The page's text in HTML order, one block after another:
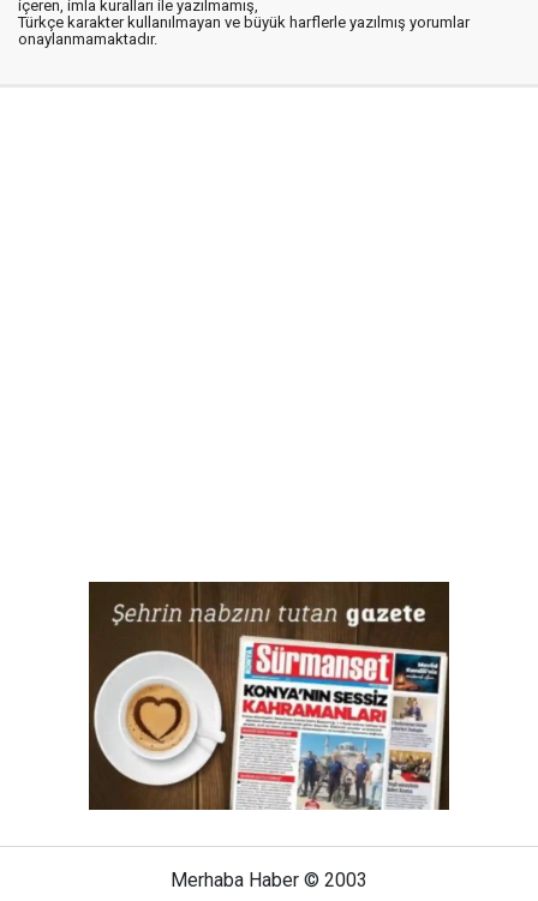
içeren, imla kuralları ile yazılmamış,
Türkçe karakter kullanılmayan ve büyük harflerle yazılmış yorumlar
onaylanmamaktadır.
Merhaba Haber © 2003